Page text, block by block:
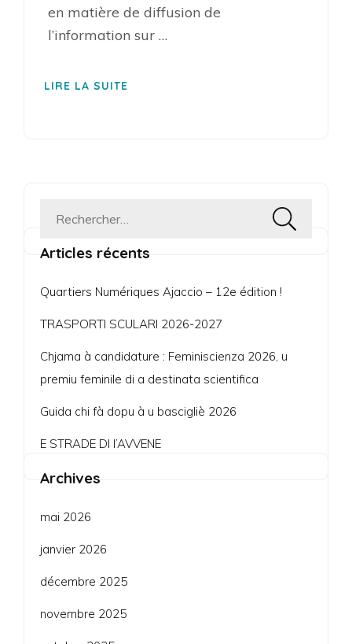
en matière de diffusion de
l’information sur …
LIRE LA SUITE
Rechercher :
Articles récents
Quartiers Numériques Ajaccio – 12e édition !
TRASPORTI SCULARI 2026-2027
Chjama à candidature : Feminiscienza 2026, u
premiu feminile di a destinata scientifica
Guida chi fà dopu à u bascigliè 2026
E STRADE DI l’AVVENE
Archives
mai 2026
janvier 2026
décembre 2025
novembre 2025